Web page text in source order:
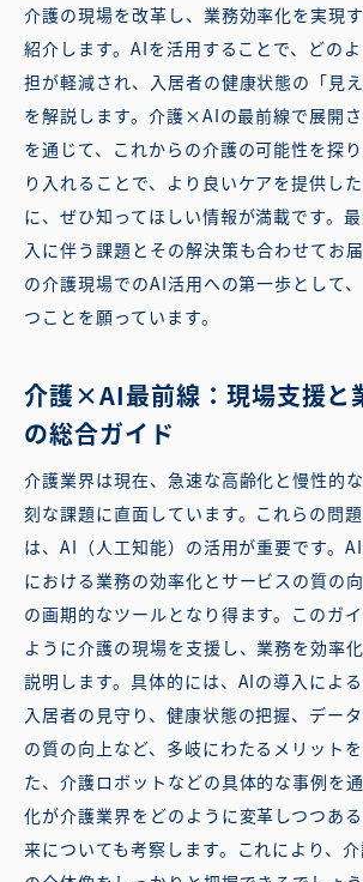
介護の現場を改革し、業務効率化を実現
紹介します。AIを活用することで、どの
担が軽減され、入居者の健康状態の「見
を解説します。介護×AIの最前線で展開
を通じて、これからの介護の可能性を探
り入れることで、より良いケアを提供し
に、ぜひ知ってほしい情報が満載です。
入に伴う課題とその解決策も合わせてお
の介護現場でのAI活用への第一歩として
つことを願っています。
介護×AI最前線：現場支援と
の総合ガイド
介護業界は現在、急速な高齢化と慢性的
刻な課題に直面しています。これらの問
は、AI（人工知能）の活用が重要です。
における業務の効率化とサービスの質の
の画期的なツールとなり得ます。このガ
ように介護の現場を支援し、業務を効率
説明します。具体的には、AIの導入による
入居者の見守り、健康状態の把握、デー
の質の向上など、多岐にわたるメリット
た、介護ロボットなどの具体的な事例を
化が介護業界をどのように変革しつつあ
来についても考察します。これにより、